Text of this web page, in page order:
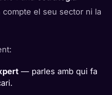
el seu sector ni la
— parles amb qui fa